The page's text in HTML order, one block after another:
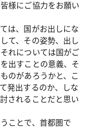
様にご協力をお願い
は、国がお出しにな
て、その姿勢、出し
れについては国がご
出すことの意義、そ
のがあろうかと、こ
発出するのか、しな
されることだと思い
ことで、首都圏で